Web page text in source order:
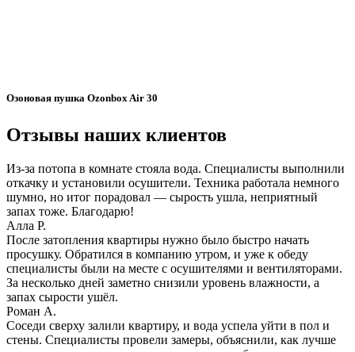
Озоновая пушка Ozonbox Air 30
Отзывы наших клиентов
Из-за потопа в комнате стояла вода. Специалисты выполнили
откачку и установили осушители. Техника работала немного
шумно, но итог порадовал — сырость ушла, неприятный
запах тоже. Благодарю!
Алла Р.
После затопления квартиры нужно было быстро начать
просушку. Обратился в компанию утром, и уже к обеду
специалисты были на месте с осушителями и вентиляторами.
За несколько дней заметно снизили уровень влажности, а
запах сырости ушёл.
Роман А.
Соседи сверху залили квартиру, и вода успела уйти в пол и
стены. Специалисты провели замеры, объяснили, как лучше